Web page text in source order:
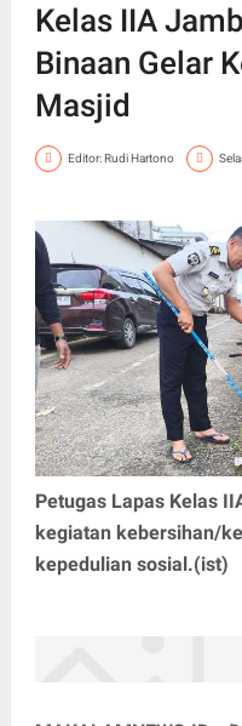
Kelas IIA
Binaan Gelar
Masjid
Editor: Rudi Hartono
Petugas Lapas Kelas
kegiatan kebersihan/
kepedulian sosial.(ist)